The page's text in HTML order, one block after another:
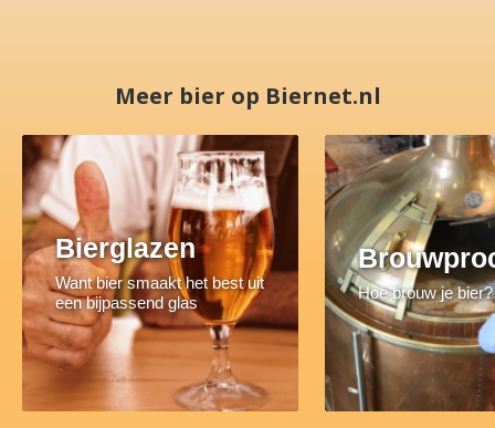
Meer bier op Biernet.nl
Bierglazen
Want bier smaakt het best uit
een bijpassend glas
Hoe brouw je bier?